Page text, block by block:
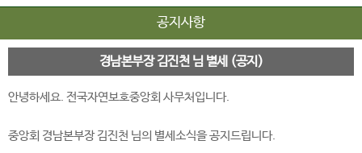
공지사항
경남본부장 김진천 님 별세 (공지)
안녕하세요. 전국자연보호중앙회 사무처입니다.
중앙회 경남본부장 김진천 님의 별세소식을 공지드립니다.